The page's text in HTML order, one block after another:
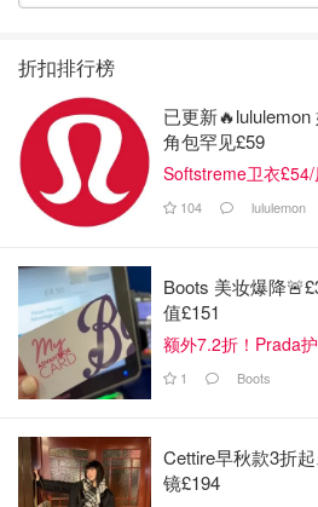
膜，稍微有点油，而且在嘴唇上持
补涂，味道是淡淡的玫瑰花味，平
可以用这个玫瑰花蕾膏救急。
🌟
StriVectin 斯佳唯婷唇膜
折扣排行榜
已更新
角包罕见£59
Softstreme卫衣£54/
104 lululemon
Boots 美妆爆降
值£151
额外7.2折！Prada
1 Boots
Cettire早秋款3折
镜£194